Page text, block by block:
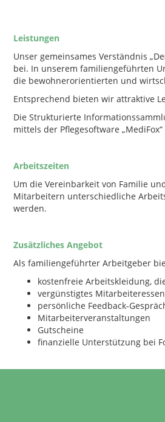
Leistungen
Unser gemeinsames Verständnis
bei. In unserem familiengeführten
die bewohnerorientierten und
Entsprechend bieten wir attraktive
Die Strukturierte
mittels der Pflegesoftware
Arbeitszeiten
Um die Vereinbarkeit von Familie
Mitarbeitern unterschiedliche
werden.
Zusätzliches Angebot
Als familiengeführter Arbeitgeber
kostenfreie Arbeitskleidung,
vergünstigtes Mitarbeiteressen
persönliche Feedback-
Mitarbeiterveranstaltungen
Gutscheine
finanzielle Unterstützung bei